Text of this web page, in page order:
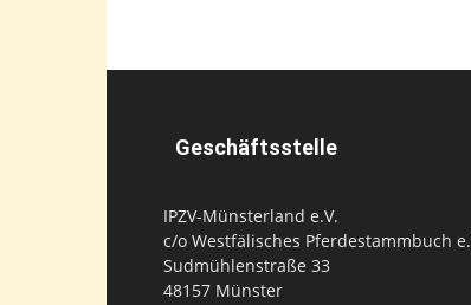
Geschäftsstelle
IPZV-Münsterland e.V.
c/o Westfälisches Pferdestammbuch
Sudmühlenstraße 33
48157 Münster